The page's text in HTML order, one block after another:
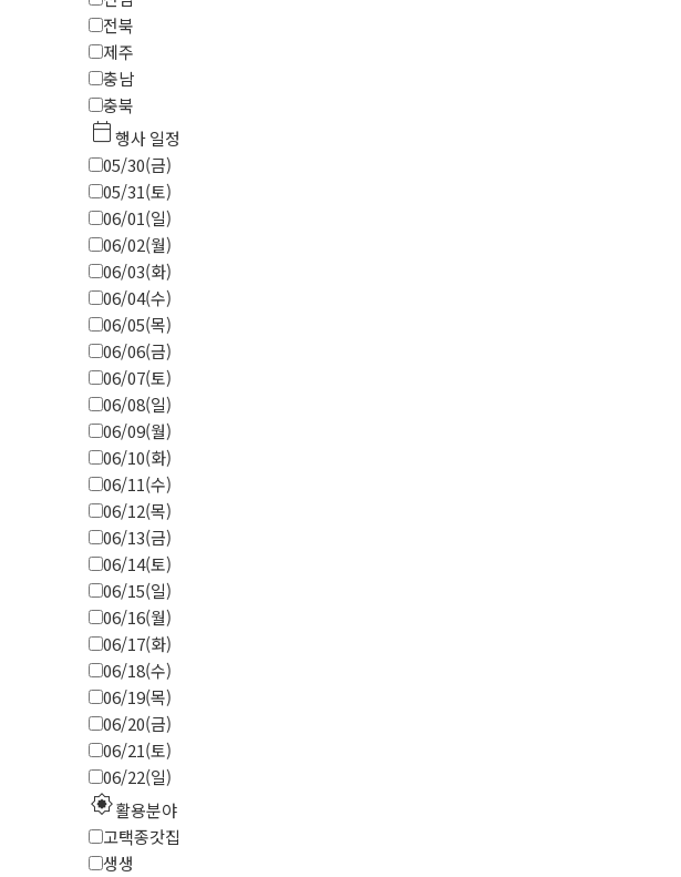
전북
제주
충남
충북
calendar_today행사 일정
05/30(금)
05/31(토)
06/01(일)
06/02(월)
06/03(화)
06/04(수)
06/05(목)
06/06(금)
06/07(토)
06/08(일)
06/09(월)
06/10(화)
06/11(수)
06/12(목)
06/13(금)
06/14(토)
06/15(일)
06/16(월)
06/17(화)
06/18(수)
06/19(목)
06/20(금)
06/21(토)
06/22(일)
explosion활용분야
고택종갓집
생생